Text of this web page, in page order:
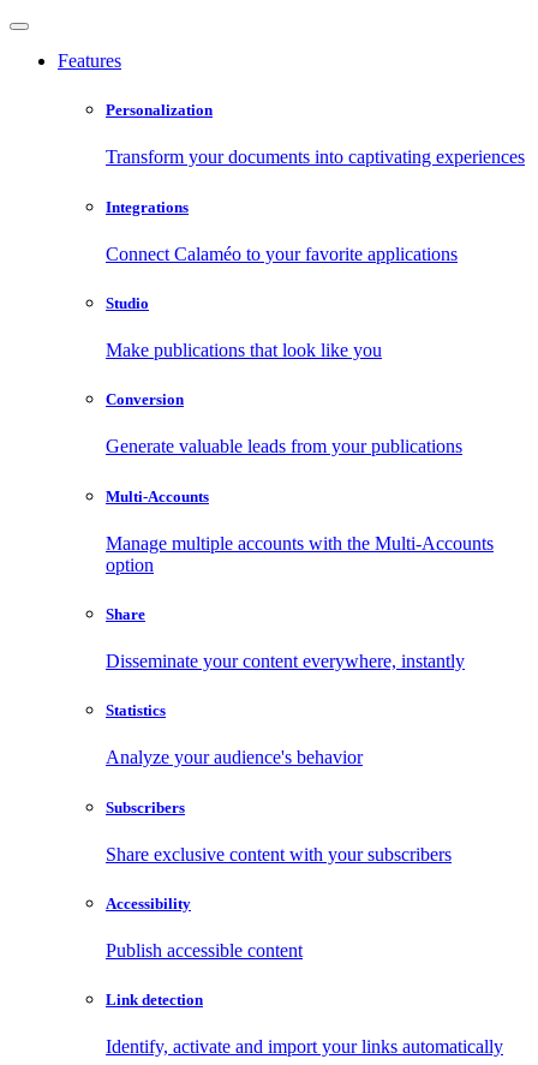
Features
Personalization
Transform your documents into captivating experiences
Integrations
Connect Calaméo to your favorite applications
Studio
Make publications that look like you
Conversion
Generate valuable leads from your publications
Multi-Accounts
Manage multiple accounts with the Multi-Accounts
option
Share
Disseminate your content everywhere, instantly
Statistics
Analyze your audience's behavior
Subscribers
Share exclusive content with your subscribers
Accessibility
Publish accessible content
Link detection
Identify, activate and import your links automatically